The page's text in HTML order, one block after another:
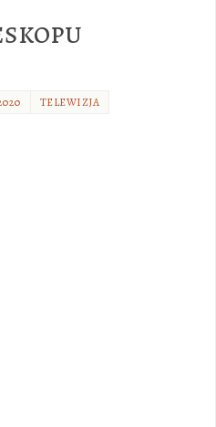
TELEWIZJA